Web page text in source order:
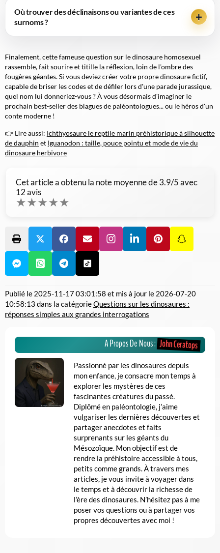
Où trouver des déclinaisons ou variantes de ces
surnoms ?
Finalement, cette fameuse question sur le dinosaure homosexuel
rassemble, fait sourire et titille la réflexion, loin de l'ombre des
fougères géantes. Si vous deviez créer votre propre dinosaure fictif,
capable de briser les codes et de défiler lors d'une parade jurassique,
quel nom lui donneriez-vous ? À vous désormais d'imaginer le
prochain best-seller des blagues de paléontologues... ou le héros d'un
conte moderne !
👉 Lire aussi: Ichthyosaure le reptile marin préhistorique à silhouette
de dauphin et Iguanodon : taille, pouce pointu et mode de vie du
dinosaure herbivore
Cet article a obtenu la note moyenne de3.9/5 avec
12avis
★★★★★
Publié le 2025-11-17 03:01:58 et mis à jour le 2026-07-20
10:58:13 dans la catégorieQuestions sur les dinosaures :
réponses simples aux grandes interrogations
A Propos De Nous :John Ceratops
Passionné par les dinosaures depuis
mon enfance, je consacre mon temps à
explorer les mystères de ces
fascinantes créatures du passé.
Diplômé en paléontologie, j’aime
vulgariser les dernières découvertes et
partager anecdotes et faits
surprenants sur les géants du
Mésozoïque. Mon objectif est de
rendre la préhistoire accessible à tous,
petits comme grands. À travers mes
articles, je vous invite à voyager dans
le temps et à découvrir la richesse de
l’ère des dinosaures. N’hésitez pas à me
poser vos questions ou à partager vos
propres découvertes avec moi !